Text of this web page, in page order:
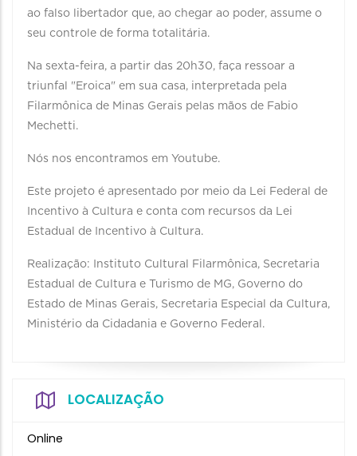
ao falso libertador que, ao chegar ao poder, assume o
seu controle de forma totalitária.
Na sexta-feira, a partir das 20h30, faça ressoar a
triunfal "Eroica" em sua casa, interpretada pela
Filarmônica de Minas Gerais pelas mãos de Fabio
Mechetti.
Nós nos encontramos em Youtube.
Este projeto é apresentado por meio da Lei Federal de
Incentivo à Cultura e conta com recursos da Lei
Estadual de Incentivo à Cultura.
Realização: Instituto Cultural Filarmônica, Secretaria
Estadual de Cultura e Turismo de MG, Governo do
Estado de Minas Gerais, Secretaria Especial da Cultura,
Ministério da Cidadania e Governo Federal.
LOCALIZAÇÃO
Online